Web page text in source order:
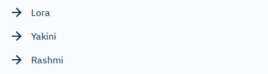
Lora
Yakini
Rashmi